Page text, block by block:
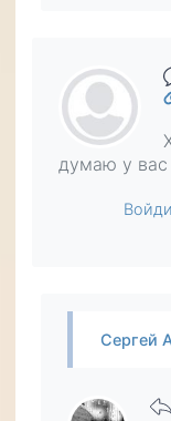
думаю у вас
Сергей